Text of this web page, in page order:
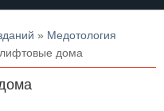
» Медотология
дома